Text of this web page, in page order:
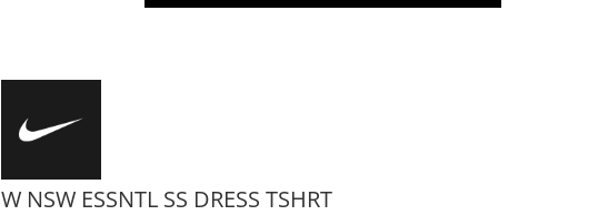
W NSW ESSNTL SS DRESS TSHRT